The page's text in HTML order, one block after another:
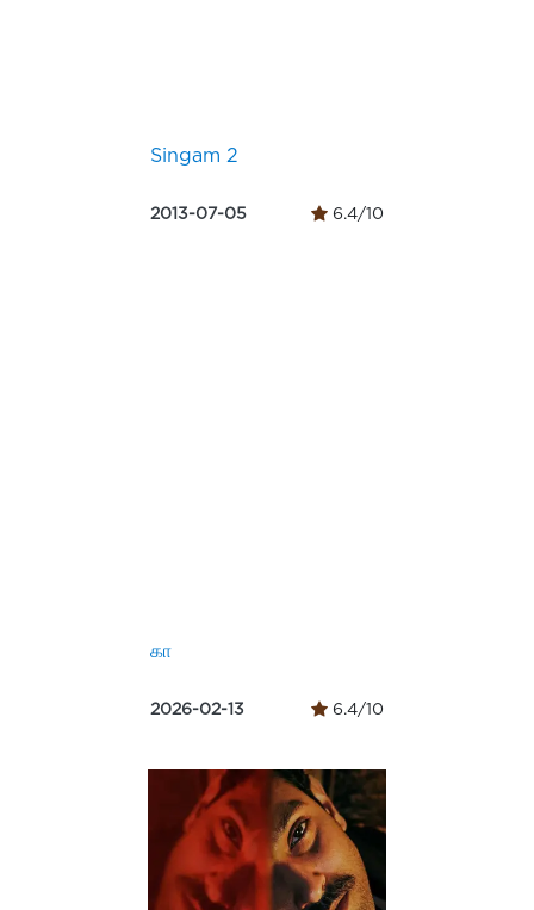
Singam 2
2013-07-05 6.4/10
கா
2026-02-13 6.4/10